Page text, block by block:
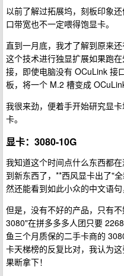
以前了解过拓展坞，刻板印象
口带宽也不一定喂得饱显卡。
直到一月底，我才了解到原来
这个技术进行独显扩展如果跑
接，即使电脑没有 OCuLink 接
板，将一个 M.2 槽变成
我很来劲，便着手开始研究显
卡。
显卡：3080-10G
我知道这个时间点什么东西都
到新东西了，**西风显卡出了"
然还能看到如此小众的中文语
但是，没有不好的产品，只有
3080"在拼多多多人团只要
鱼三个月质保的二手卡商的
卡天梯榜的反复比对，我认为
果断拿下！